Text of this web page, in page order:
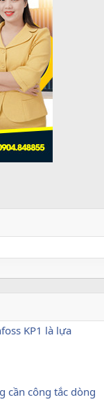
KP1 là lựa
cần công tắc dòng